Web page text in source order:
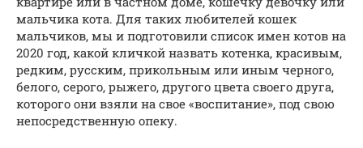
мальчика кота. Для таких любителей кошек
мальчиков, мы и подготовили список имен котов на
2020 год, какой кличкой назвать котенка, красивым,
редким, русским, прикольным или иным черного,
белого, серого, рыжего, другого цвета своего друга,
которого они взяли на свое «воспитание», под свою
непосредственную опеку.